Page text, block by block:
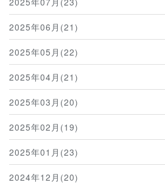
2025年06月(21)
2025年05月(22)
2025年04月(21)
2025年03月(20)
2025年02月(19)
2025年01月(23)
2024年12月(20)